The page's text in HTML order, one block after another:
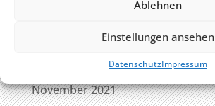
Ablehnen
Einstellungen ansehen
DatenschutzImpressum
November 2021